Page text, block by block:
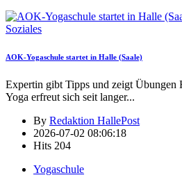
Soziales
AOK-Yogaschule startet in Halle (Saale)
Expertin gibt Tipps und zeigt Übungen
Yoga erfreut sich seit langer...
By Redaktion HallePost
2026-07-02 08:06:18
Hits 204
Yogaschule